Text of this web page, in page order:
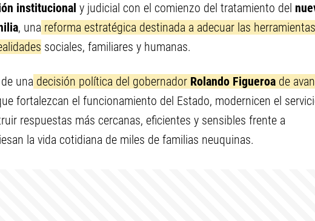
institucional y judicial con el comienzo del tratamiento del
, una reforma estratégica destinada a adecuar las herramientas
sociales, familiares y humanas.
una decisión política del gobernador Rolando Figueroa de
fortalezcan el funcionamiento del Estado, modernicen el
respuestas más cercanas, eficientes y sensibles frente a
la vida cotidiana de miles de familias neuquinas.